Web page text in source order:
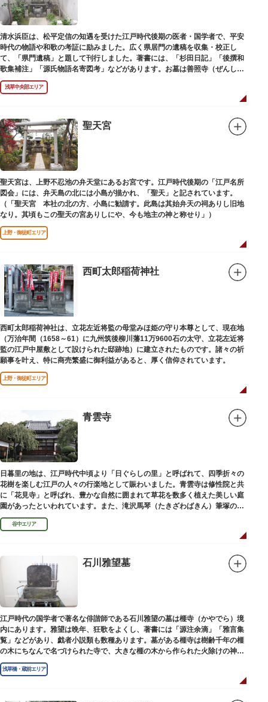
清水浜臣は、松平定信の知遇を受けた江戸時代後期の医者・国学者で、平安
時代の物語や和歌の考証に励みました。広く県居門の遺稿を収集・校正し
て、「県門遺稿」と題して刊行しました。著書には、「杉田日記」「後撰和
歌集補注」「源氏物語名寄図考」などがあります。お墓は善照寺（ぜんしょ
うじ）境内にあります。
浅草中央部エリア
聖天宮
聖天宮は、上野不忍池の弁天堂にあるお宮です。江戸時代後期の「江戸名所
図会」には、弁天島の北には小島が描かれ、「聖天」と記されています。
（「聖天宮 本社の北の方、小島に勧請す。此島は其始弁天の祠ありし旧地
なり。其頃もこの聖天の宮ありしにや、今も地主の神と称せり」）
上野・御徒町エリア
西町太郎稲荷神社
西町太郎稲荷神社は、立花左近将監の母堂みほ姫の守り本尊として、現在地
（万治年間（1658～61）に九州筑後柳川藩11万9600石の太守、立花左近将
監の江戸中屋敷として設けられた邸跡地）に建立されたものです。諸々の祈
願事を叶え、特に商売繁盛に御利益があると、厚く信仰されています。
上野・御徒町エリア
青雲寺
日暮里の地は、江戸時代中頃より「日ぐらしの里」と呼ばれて、四季折々の
花樹を楽しむ江戸の人々の行楽地として賑わいました。青雲寺は修性院と共
に「花見寺」と呼ばれ、豊かな自然に囲まれて草花を数多く植えた美しい庭
園があったといわれています。また、滝沢馬琴（たきざわばきん）筆塚の碑
があります。
谷中エリア
石川雅望墓
江戸時代の国学者で著名な俳諧師である石川雅望の墓は榧寺（かやでら）境
内にあります。雅望は晩年、狂歌をよくし、著書には「源注余滴」「雅言集
覧」などがあり、戯者小説類も数種あります。墓がある榧寺は樹齢千年の榧
の木にちなんで名づけられた寺で、大きな榧の木から作られた火除けの神、
秋葉権現で知られています。
浅草橋・蔵前エリア